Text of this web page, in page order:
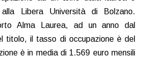
Libera Università di Bolzano.
Alma Laurea, ad un anno dal
titolo, il tasso di occupazione è del
è in media di 1.569 euro mensili